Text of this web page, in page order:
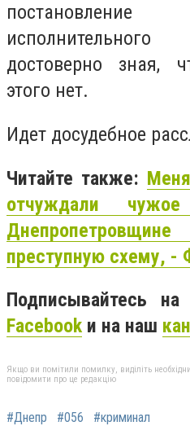
достоверно зная,
этого нет.
Идет досудебное
Читайте также:
отчуждали
преступную схему, -
Подписывайтесь
Facebook и на наш
Якщо ви помітили помилку, виділіть
повідомити про це редакцію
#Днепр #056 #криминал